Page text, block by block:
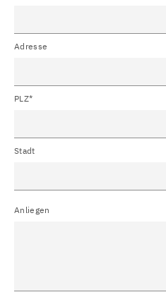
Adresse
PLZ*
Stadt
Anliegen